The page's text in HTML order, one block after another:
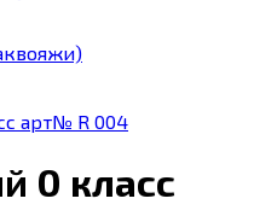
арт№ R 004
0 класс